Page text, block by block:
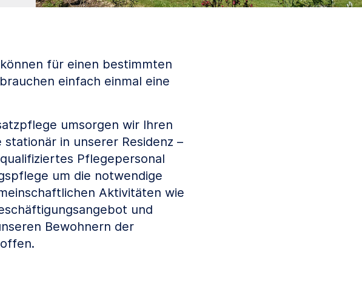
für einen bestimmten
einfach einmal eine
umsorgen wir Ihren
in unserer Residenz –
Pflegepersonal
um die notwendige
Aktivitäten wie
und
Bewohnern der